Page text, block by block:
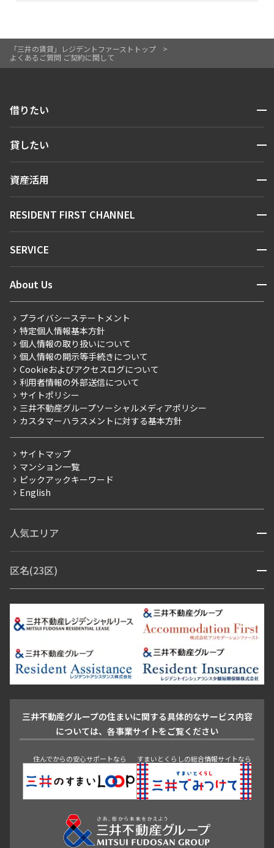
「三井の賃貸」レジデントファーストトップ
よくあるご質問 ご契約に関して
借りたい 開閉
人気エリアから探す
新着情報から探す
ニュースから探す
こだわりから探す
こだわり一覧
プレミアムマンション
新築
当社限定（港区・渋谷区）
当社限定（港区・渋谷区以外）
三井不動産企画
分譲賃貸
フリーレント
ペット可
コンシェルジュ付き
貸したい 開閉
お問い合わせ
資産活用 開閉
お問い合わせ
RESIDENT FIRST CHANNEL 開閉
マンションレポート
住まいのコラム
SERVICE 開閉
会員ページ
ご入居・提携サービス
お部屋探しからご契約まで
よくあるご質問
社宅紹介
【仲介会社様向け】当社仲介事業部取り扱い物件入居申込
About Us 開閉
会社情報
事業案内
採用情報
ニュースリリース
お問い合わせ
プライバシーステートメント
特定個人情報基本方針
個人情報の取り扱いについて
個人情報の開示等手続きについて
Cookieおよびアクセスログについて
利用者情報の外部送信について
サイトポリシー
三井不動産グループソーシャルメディアポリシー
カスタマーハラスメントに対する基本方針
サイトマップ
マンション一覧
ピックアックキーワード
English
人気エリア 開閉
青山・表参道・原宿
市ヶ谷・神楽坂・飯田橋
三田・芝・浜松町
芝浦・汐留・品川
月島・勝どき・豊洲
本郷・春日・小石川
目白・高田馬場・早稲田
池尻大橋・三軒茶屋
祐天寺・学芸大学・自由が丘
駒沢・用賀・二子玉川
成城・砧
池袋・板橋・王子
青山 渋谷 東京・大手町 新宿 品川
目黒・中目黒
神田・御茶ノ水・秋葉原
初台・幡ヶ谷・笹塚
区名(23区) 開閉
江東区 台東区 墨田区
中野区
豊島区
杉並区 板橋区 練馬区 荒川区
足立区
葛飾区
江戸川区
三井不動産グループの住まいに関する具体的なサービス内容
については、各事業サイトをご覧ください
住んでからの安心サポートなら すまいとくらしの総合情報サイトなら